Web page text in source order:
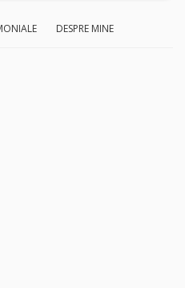
DESPRE MINE